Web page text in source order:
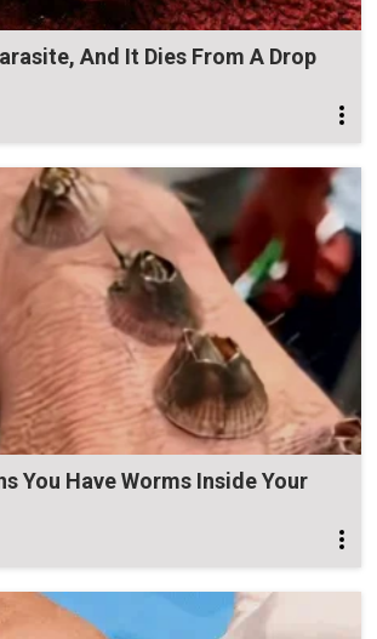
And It Dies From A Drop
You Have Worms Inside Your